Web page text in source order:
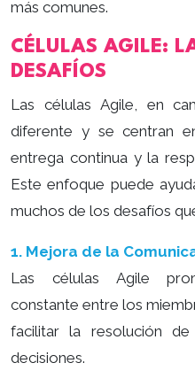
más comunes.
CÉLULAS AGILE:
DESAFÍOS
Las células Agile, en
diferente y se centran
entrega continua y la
Este enfoque puede
muchos de los desafíos
1. Mejora de la
Las células Agile
constante entre los
facilitar la resolución
decisiones.